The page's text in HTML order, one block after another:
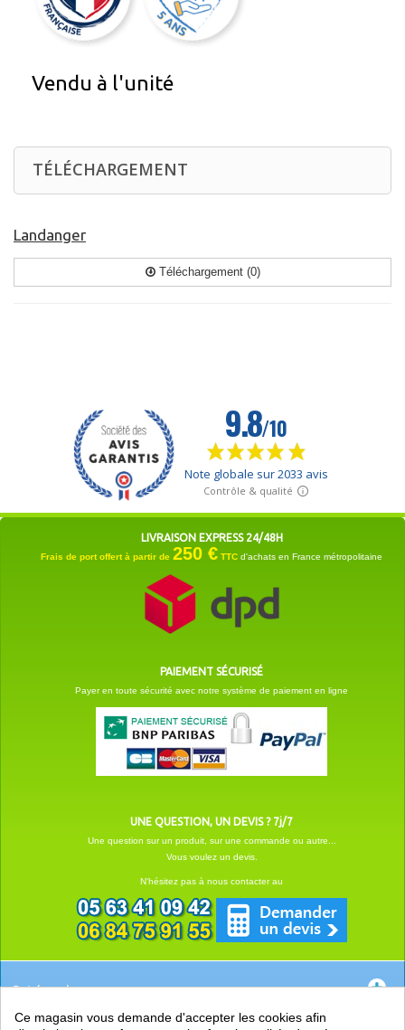
Vendu à l'unité
TÉLÉCHARGEMENT
Landanger
Téléchargement (0)
LIVRAISON EXPRESS 24/48H
Frais de port offert à partir de 250 € TTC d'achats en France métropolitaine
PAIEMENT SÉCURISÉ
Payer en toute sécurité avec notre système de paiement en ligne
UNE QUESTION, UN DEVIS ? 7j/7
Une question sur un produit, sur une commande ou autre...
Vous voulez un devis.
N'hésitez pas à nous contacter au
Catégories
Ce magasin vous demande d'accepter les cookies afin